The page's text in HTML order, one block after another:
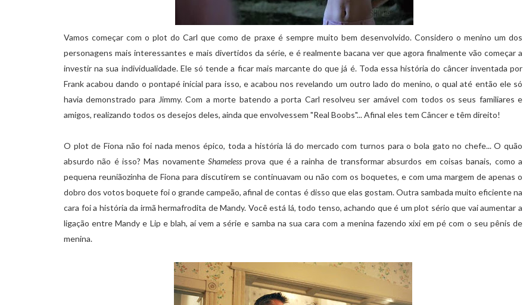
Vamos começar com o plot do Carl que como de praxe é sempre muito bem desenvolvido. Considero o menino um dos
personagens mais interessantes e mais divertidos da série, e é realmente bacana ver que agora finalmente vão começar a
investir na sua individualidade. Ele só tende a ficar mais marcante do que já é. Toda essa história do câncer inventada por
Frank acabou dando o pontapé inicial para isso, e acabou nos revelando um outro lado do menino, o qual até então ele só
havia demonstrado para Jimmy. Com a morte batendo a porta Carl resolveu ser amável com todos os seus familiares e
amigos, realizando todos os desejos deles, ainda que envolvessem "Real Boobs"... Afinal eles tem Câncer e têm direito!
O plot de Fiona não foi nada menos épico, toda a história lá do mercado com turnos para o bola gato no chefe... O quão
absurdo não é isso? Mas novamente Shamelessprova que é a rainha de transformar absurdos em coisas banais, como a
pequena reuniãozinha de Fiona para discutirem se continuavam ou não com os boquetes, e com uma margem de apenas o
dobro dos votos boquete foi o grande campeão, afinal de contas é disso que elas gostam. Outra sambada muito eficiente na
cara foi a história da irmã hermafrodita de Mandy. Você está lá, todo tenso, achando que é um plot sério que vai aumentar a
ligação entre Mandy e Lip e blah, aí vem a série e samba na sua cara com a menina fazendo xixi em pé com o seu pênis de
menina.